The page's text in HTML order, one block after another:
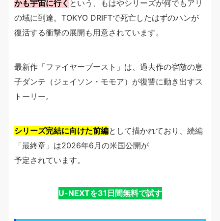
かも宇宙に行く という、もはやシリーズが何でもアリ
の域に到達。TOKYO DRIFTで死亡したはずのハンが
復活する衝撃の展開も用意されています。
最新作「ファイヤーブースト」は、過去作の宿敵の息
子ダンテ（ジェイソン・モモア）が復讐に動き出すス
トーリー。
シリーズ完結に向けた前編として描かれており、続編
「最終章」は2026年6月の米国公開が
予定されています。
U-NEXTを31日間無料で試す